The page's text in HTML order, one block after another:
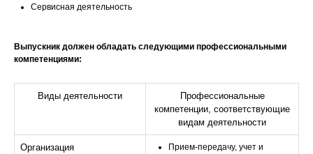
Сервисная деятельность
Выпускник должен обладать следующими профессиональными
компетенциями:
Виды деятельности
Профессиональные
компетенции, соответствующие
видам деятельности
Организация
Прием-передачу, учет и